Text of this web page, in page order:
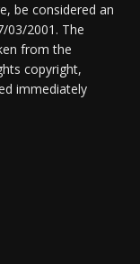
be considered an
03/2001. The
from the
copyright,
immediately